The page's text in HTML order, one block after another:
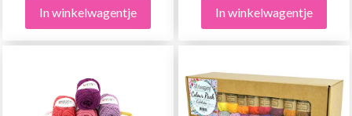
In winkelwagentje In winkelwagentje